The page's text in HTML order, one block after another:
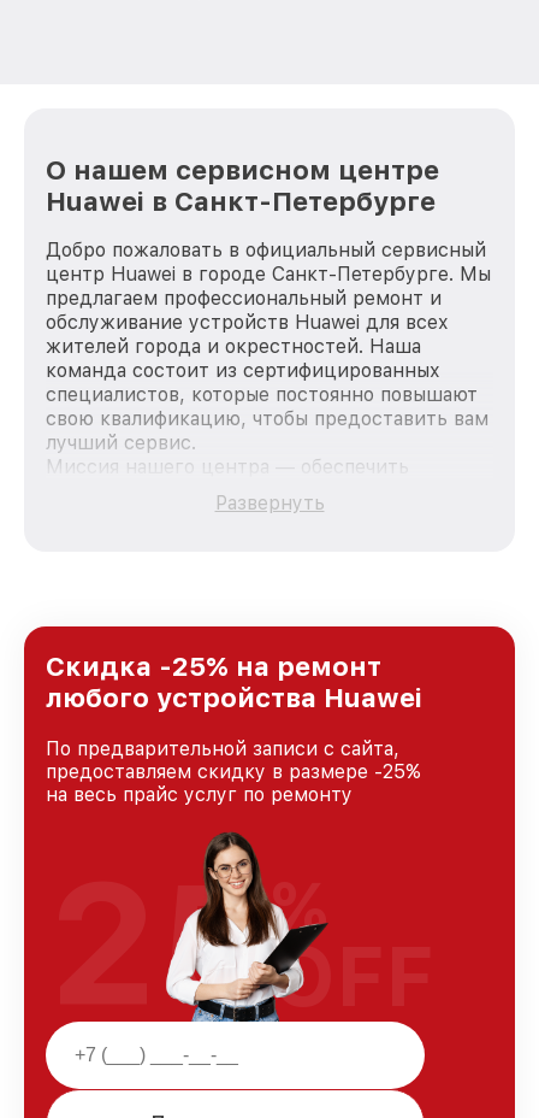
О нашем сервисном центре
Huawei в Санкт-Петербурге
Добро пожаловать в официальный сервисный
центр Huawei в городе Санкт-Петербурге. Мы
предлагаем профессиональный ремонт и
обслуживание устройств Huawei для всех
жителей города и окрестностей. Наша
команда состоит из сертифицированных
специалистов, которые постоянно повышают
свою квалификацию, чтобы предоставить вам
лучший сервис.
Миссия нашего центра — обеспечить
качественный и доступный ремонт для
каждого пользователя продукции Huawei, вне
Санкт-Петербурге, постоянно повышая
уровень доверия и лояльности наших
клиентов.
Развернуть
Скидка -25% на ремонт
любого устройства Huawei
По предварительной записи с сайта,
предоставляем скидку в размере -25%
на весь прайс услуг по ремонту
25%
OFF